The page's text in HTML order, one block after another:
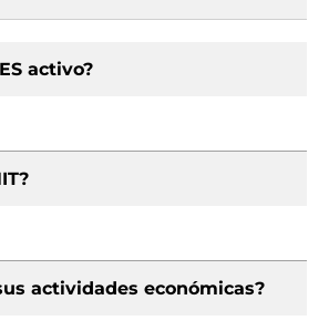
activo?
actividades económicas?